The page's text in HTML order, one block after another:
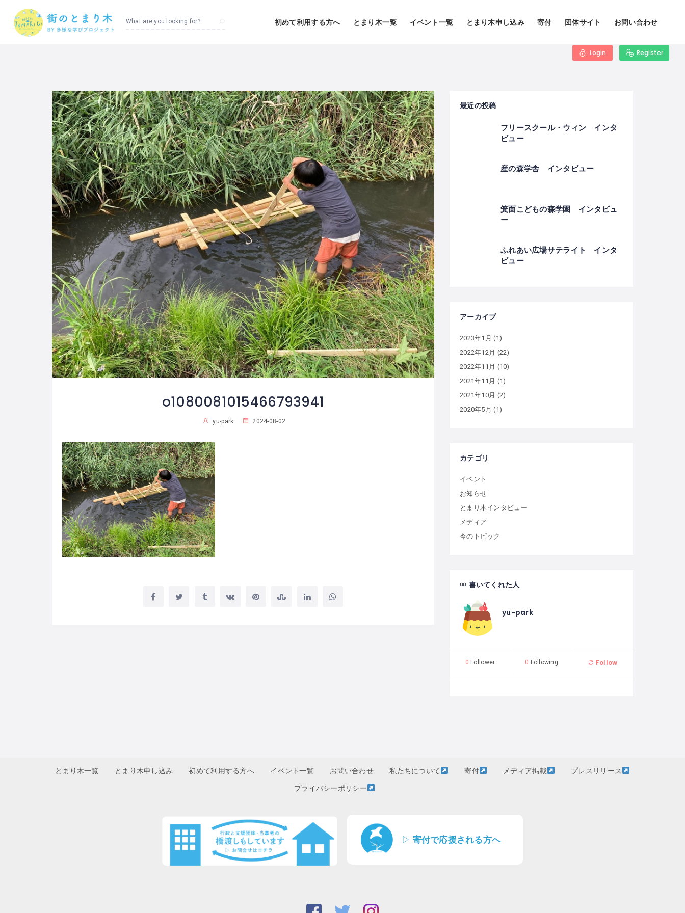
What are you looking for? 初めて利用する方へ とまり木一覧 イベント一覧 とまり木申し込み 寄付 団体サイト お問い合わせ
Login Register
o1080081015466793941
yu-park 2024-08-02
最近の投稿
フリースクール・ウィン インタ
ビュー
産の森学舎 インタビュー
箕面こどもの森学園 インタビュ
ー
ふれあい広場サテライト インタ
ビュー
アーカイブ
2023年1月 (1)
2022年12月 (22)
2022年11月 (10)
2021年11月 (1)
2021年10月 (2)
2020年5月 (1)
カテゴリ
イベント
お知らせ
とまり木インタビュー
メディア
今のトピック
書いてくれた人
yu-park
0 Follower 0 Following Follow
とまり木一覧 とまり木申し込み 初めて利用する方へ イベント一覧 お問い合わせ 私たちについて 寄付 メディア掲載 プレスリリース
プライバシーポリシー
▷ 寄付で応援される方へ